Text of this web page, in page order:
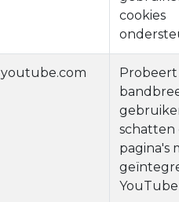
cookies
youtube.com
schatten
pagina's